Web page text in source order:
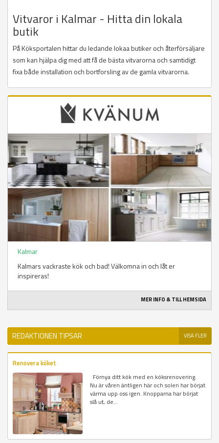
Vitvaror i Kalmar - Hitta din lokala
butik
På Köksportalen hittar du ledande lokaa butiker och återförsäljare
som kan hjälpa dig med att få de bästa vitvarorna och samtidigt
fixa både installation och bortforsling av de gamla vitvarorna.
Kalmar
Kalmars vackraste kök och bad! Välkomna in och låt er
inspireras!
MER INFO & TILL HEMSIDA
REDAKTIONEN TIPSAR VISA FLER
Renovera köket
Förnya ditt kök med en köksrenovering.
Nu är våren äntligen här och solen har börjat
värma upp oss igen. Knopparna har börjat
slå ut, de...